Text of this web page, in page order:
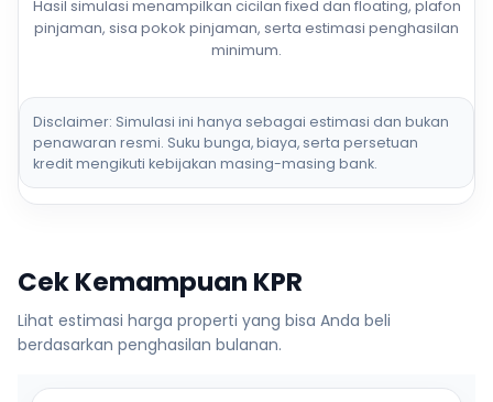
Hasil simulasi menampilkan cicilan fixed dan floating, plafon
pinjaman, sisa pokok pinjaman, serta estimasi penghasilan
minimum.
Disclaimer: Simulasi ini hanya sebagai estimasi dan bukan
penawaran resmi. Suku bunga, biaya, serta persetuan
kredit mengikuti kebijakan masing-masing bank.
Cek Kemampuan KPR
Lihat estimasi harga properti yang bisa Anda beli
berdasarkan penghasilan bulanan.